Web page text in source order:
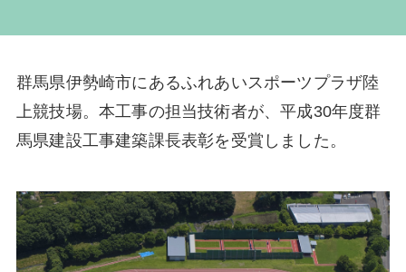
群馬県伊勢崎市にあるふれあいスポーツプラザ陸
上競技場。本工事の担当技術者が、平成30年度群
馬県建設工事建築課長表彰を受賞しました。